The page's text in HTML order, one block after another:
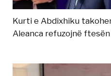
Kurti e Abdixhiku
Aleanca refuzojnë ftesën